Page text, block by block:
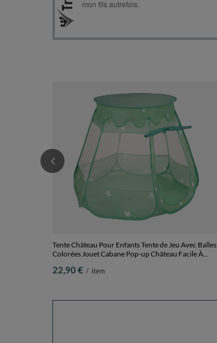
Tente Château Pour Enfants Tente de Jeu Avec Balles
Colorées Jouet Cabane Pop-up Château Facile À
menthe, 105x90
22,90 € / item